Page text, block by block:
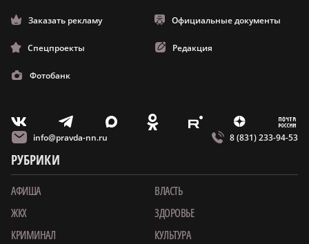
Заказать рекламу Официальные документы
Спецпроекты Редакция
Фотобанк
V T X O E Z m
info@pravda-nn.ru 8 (831) 233-94-53
РУБРИКИ
АФИША
ВЛАСТЬ
ЖКХ
ЗДОРОВЬЕ
КРИМИНАЛ
КУЛЬТУРА